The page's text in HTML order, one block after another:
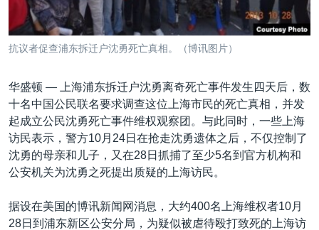
美洲
全球议题
劳工
环境
美中关系
美国建国250周年
美国之音专访
重要讲话与声明
台海两岸关系
南中国海争端
关注新疆
中文广播
关注我们
其他语言网站
抗议者促查浦东拆迁户沈勇死亡真相。（博讯图片）
华盛顿 —
上海浦东拆迁户沈勇离奇死亡事件发生四天后，数
十名中国公民联名要求调查这位上海市民的死亡真相，并发
起成立公民沈勇死亡事件维权观察团。与此同时，一些上海
访民表示，警方10月24日在抢走沈勇遗体之后，不仅控制了
沈勇的母亲和儿子，又在28日抓捕了至少5名到官方机构和
公安机关为沈勇之死提出质疑的上海访民。
据设在美国的博讯新闻网消息，大约400名上海维权者10月
28日到浦东新区公安分局，为疑似被虐待殴打致死的上海访